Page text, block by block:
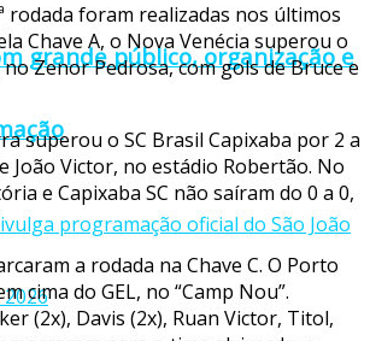
grande público, organização e
rodada foram realizadas nos últimos
Chave A, o Nova Venécia superou o
Zenor Pedrosa, com gols de Bruce e
superou o SC Brasil Capixaba por 2 a
João Victor, no estádio Robertão. No
e Capixaba SC não saíram do 0 a 0,
a rodada na Chave C. O Porto
cima do GEL, no “Camp Nou”.
(2x), Davis (2x), Ruan Victor, Titol,